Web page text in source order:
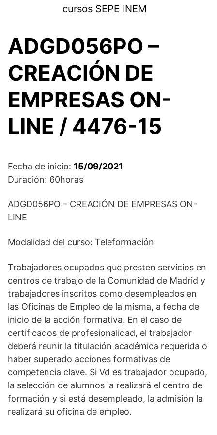
cursos SEPE INEM
ADGD056PO –
CREACIÓN DE
EMPRESAS ON-
LINE / 4476-15
Fecha de inicio: 15/09/2021
Duración: 60horas
ADGD056PO – CREACIÓN DE EMPRESAS ON-
LINE
Modalidad del curso: Teleformación
Trabajadores ocupados que presten servicios en
centros de trabajo de la Comunidad de Madrid y
trabajadores inscritos como desempleados en
las Oficinas de Empleo de la misma, a fecha de
inicio de la acción formativa. En el caso de
certificados de profesionalidad, el trabajador
deberá reunir la titulación académica requerida o
haber superado acciones formativas de
competencia clave. Si Vd es trabajador ocupado,
la selección de alumnos la realizará el centro de
formación y si está desempleado, la admisión la
realizará su oficina de empleo.